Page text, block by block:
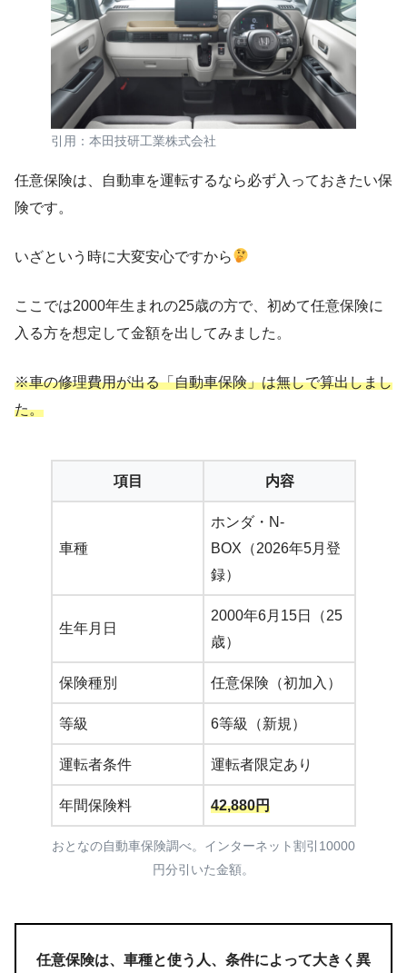
引用：本田技研工業株式会社
任意保険は、自動車を運転するなら必ず入っておきたい保
険です。
いざという時に大変安心ですから
ここでは2000年生まれの25歳の方で、初めて任意保険に
入る方を想定して金額を出してみました。
※車の修理費用が出る「自動車保険」は無しで算出しまし
た。
項目 内容
車種
ホンダ・N-
BOX（2026年5月登
録）
生年月日
2000年6月15日（25
歳）
保険種別 任意保険（初加入）
等級 6等級（新規）
運転者条件 運転者限定あり
年間保険料 42,880円
おとなの自動車保険調べ。インターネット割引10000
円分引いた金額。
任意保険は、車種と使う人、条件によって大きく異